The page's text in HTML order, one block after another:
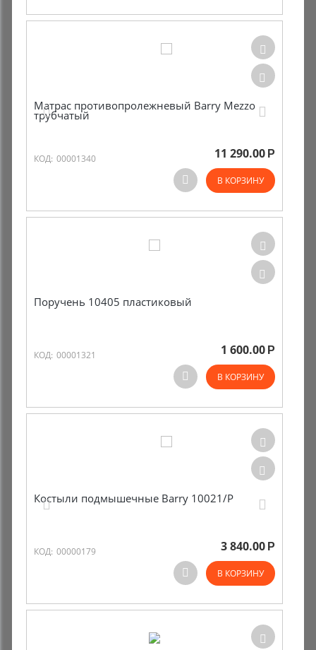
Матрас противопролежневый Barry Mezzo
трубчатый
КОД: 00001340 11 290.00 Р
В КОРЗИНУ
Поручень 10405 пластиковый
КОД: 00001321 1 600.00 Р
В КОРЗИНУ
Костыли подмышечные Barry 10021/P
КОД: 00000179 3 840.00 Р
В КОРЗИНУ